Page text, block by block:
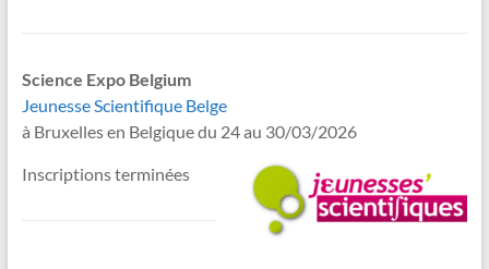
Science Expo Belgium
Jeunesse Scientifique Belge
à Bruxelles en Belgique du 24 au 30/03/2026
Inscriptions terminées